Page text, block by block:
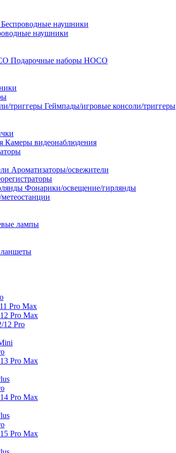
Беспроводные наушники
наушники
Подарочные наборы HOCO
Геймпады/игровые консоли/триггеры
Камеры видеонаблюдения
Ароматизаторы/освежители
Фонарики/освещение/гирлянды
лампы
Pro Max
Pro Max
12 Pro
Pro Max
Pro Max
Pro Max